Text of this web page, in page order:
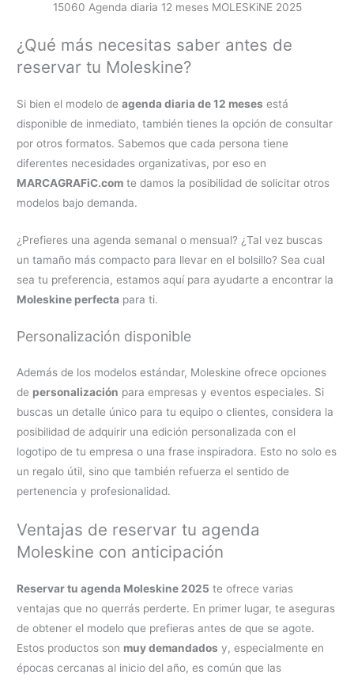
15060 Agenda diaria 12 meses MOLESKiNE 2025
¿Qué más necesitas saber antes de
reservar tu Moleskine?
Si bien el modelo deagenda diaria de 12 meses está
disponible de inmediato, también tienes la opción de consultar
por otros formatos. Sabemos que cada persona tiene
diferentes necesidades organizativas, por eso en
MARCAGRAFiC.com te damos la posibilidad de solicitar otros
modelos bajo demanda.
¿Prefieres una agenda semanal o mensual? ¿Tal vez buscas
un tamaño más compacto para llevar en el bolsillo? Sea cual
sea tu preferencia, estamos aquí para ayudarte a encontrar la
Moleskine perfecta para ti.
Personalización disponible
Además de los modelos estándar, Moleskine ofrece opciones
de personalización para empresas y eventos especiales. Si
buscas un detalle único para tu equipo o clientes, considera la
posibilidad de adquirir una edición personalizada con el
logotipo de tu empresa o una frase inspiradora. Esto no solo es
un regalo útil, sino que también refuerza el sentido de
pertenencia y profesionalidad.
Ventajas de reservar tu agenda
Moleskine con anticipación
Reservar tu agenda Moleskine 2025 te ofrece varias
ventajas que no querrás perderte. En primer lugar, te aseguras
de obtener el modelo que prefieras antes de que se agote.
Estos productos son muy demandados y, especialmente en
épocas cercanas al inicio del año, es común que las